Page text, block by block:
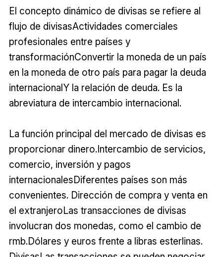
El concepto dinámico de divisas se refiere al
flujo de divisasActividades comerciales
profesionales entre países y
transformaciónConvertir la moneda de un país
en la moneda de otro país para pagar la deuda
internacionalY la relación de deuda. Es la
abreviatura de intercambio internacional.
La función principal del mercado de divisas es
proporcionar dinero.Intercambio de servicios,
comercio, inversión y pagos
internacionalesDiferentes países son más
convenientes. Dirección de compra y venta en
el extranjeroLas transacciones de divisas
involucran dos monedas, como el cambio de
rmb.Dólares y euros frente a libras esterlinas.